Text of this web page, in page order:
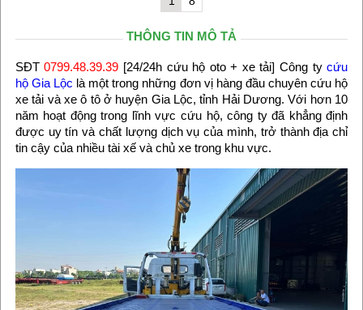
THÔNG TIN MÔ TẢ
SĐT0799.48.39.39 [24/24h cứu hộ oto + xe tải] Công tycứu
hộ Gia Lộc là một trong những đơn vị hàng đầu chuyên cứu hộ
xe tải và xe ô tô ở huyện Gia Lộc, tỉnh Hải Dương. Với hơn 10
năm hoạt động trong lĩnh vực cứu hộ, công ty đã khẳng định
được uy tín và chất lượng dịch vụ của mình, trở thành địa chỉ
tin cậy của nhiều tài xế và chủ xe trong khu vực.